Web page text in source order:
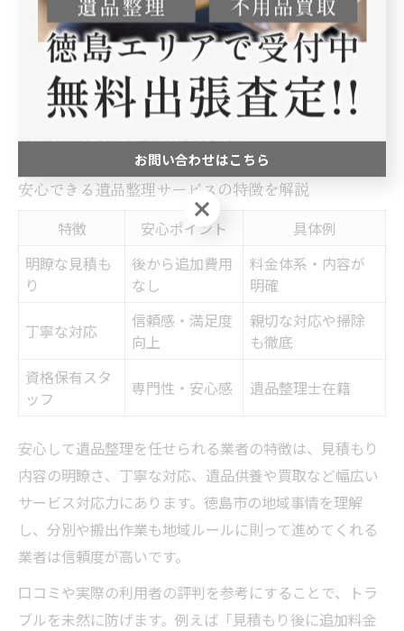
ことで、予想外の費用増加を防げます。
費用を抑えるコツとしては、自分でできる範囲の仕分け
や、不用品の一部をリサイクルショップに持ち込むなど
の工夫も有効です。業者選びの際は、追加料金やサービ
ス内容をしっかり確認しましょう。
安心できる遺品整理サービスの特徴を解説
特徴 安心ポイント
具体例
明瞭な見積も
り
後から追加費用
なし
料金体系・内容が
明確
丁寧な対応
信頼感・満足度
向上
親切な対応や掃除
も徹底
資格保有スタ
ッフ
専門性・安心感 遺品整理士在籍
安心して遺品整理を任せられる業者の特徴は、見積もり
内容の明瞭さ、丁寧な対応、遺品供養や買取など幅広い
サービス対応力にあります。徳島市の地域事情を理解
し、分別や搬出作業も地域ルールに則って進めてくれる
業者は信頼度が高いです。
口コミや実際の利用者の評判を参考にすることで、トラ
ブルを未然に防げます。例えば「見積もり後に追加料金
お問い合わせはこちら
お問い合わせはこちら